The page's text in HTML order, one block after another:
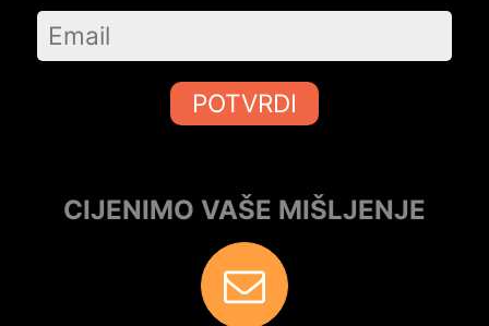
POTVRDI
CIJENIMO VAŠE MIŠLJENJE